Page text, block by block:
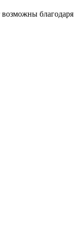
возможны благодаря